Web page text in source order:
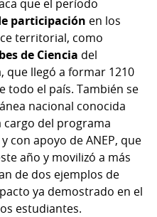
que el período
participación en los
territorial, como
de Ciencia del
que llegó a formar 1210
todo el país. También se
nacional conocida
cargo del programa
con apoyo de ANEP, que
año y movilizó a más
de dos ejemplos de
ya demostrado en el
estudiantes.